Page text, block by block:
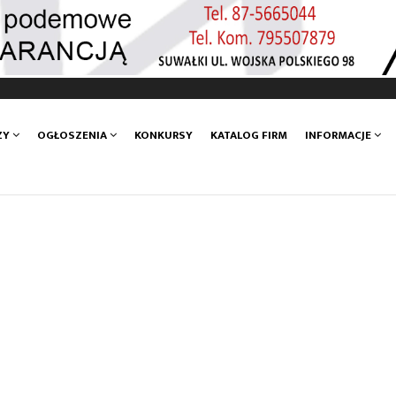
OGŁOSZENIA KONKURSY KATALOG FIRM INFORMACJE